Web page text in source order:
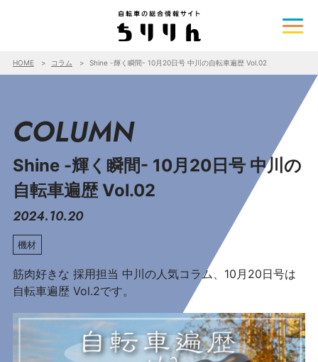
HOME コラム Shine -輝く瞬間- 10月20日号 中川の自転車遍歴 Vol.02
COLUMN
Shine -輝く瞬間- 10月20日号 中川の
自転車遍歴 Vol.02
2024.10.20
機材
筋肉好きな 採用担当 中川の人気コラム、10月20日号は
自転車遍歴 Vol.2です。